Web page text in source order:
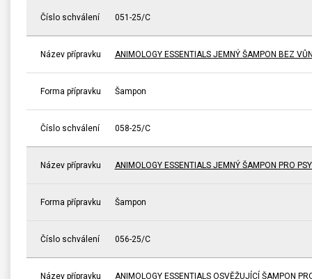
Číslo schválení 051-25/C
Název přípravku ANIMOLOGY ESSENTIALS JEMNÝ ŠAMPON BEZ
Forma přípravku Šampon
Číslo schválení 058-25/C
Název přípravku ANIMOLOGY ESSENTIALS JEMNÝ ŠAMPON PRO
Forma přípravku Šampon
Číslo schválení 056-25/C
Název přípravku ANIMOLOGY ESSENTIALS OSVĚŽUJÍCÍ ŠAMPON